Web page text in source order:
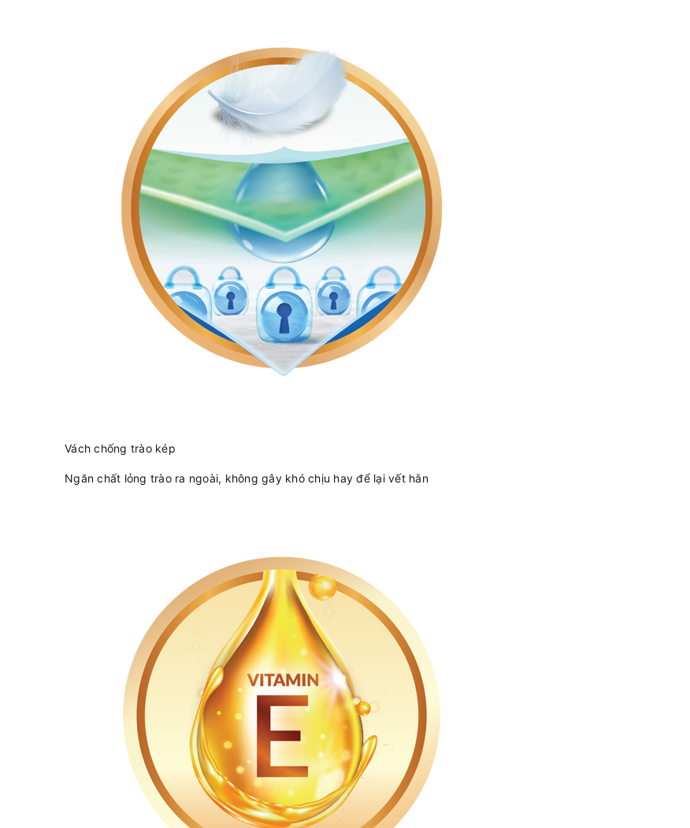
Vách chống trào kép
Ngăn chất lỏng trào ra ngoài, không gây khó chịu hay để lại vết hằn